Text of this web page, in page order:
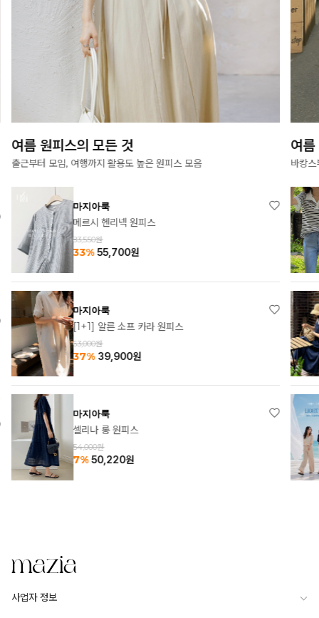
여름 원피스의 모든 것
출근부터 모임, 여행까지 활용도 높은 원피스 모음
마지아룩
메르시 헨리넥 원피스
83,550원
33% 55,700원
마지아룩
[1+1] 알른 소프 카라 원피스
63,000원
37% 39,900원
마지아룩
셀리나 롱 원피스
54,000원
7% 50,220원
여
바캉
사업자 정보